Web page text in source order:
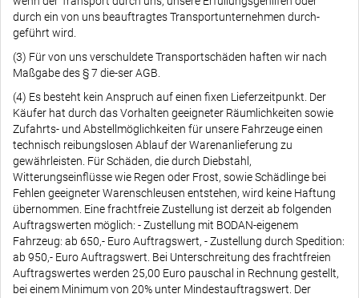
durch ein von uns beauftragtes Transportunternehmen durch-
geführt wird.
(3) Für von uns verschuldete Transportschäden haften wir nach
Maßgabe des § 7 die-ser AGB.
(4) Es besteht kein Anspruch auf einen fixen Lieferzeitpunkt. Der
Käufer hat durch das Vorhalten geeigneter Räumlichkeiten sowie
Zufahrts- und Abstellmöglichkeiten für unsere Fahrzeuge einen
technisch reibungslosen Ablauf der Warenanlieferung zu
gewährleisten. Für Schäden, die durch Diebstahl,
Witterungseinflüsse wie Regen oder Frost, sowie Schädlinge bei
Fehlen geeigneter Warenschleusen entstehen, wird keine Haftung
übernommen. Eine frachtfreie Zustellung ist derzeit ab folgenden
Auftragswerten möglich: - Zustellung mit BODAN-eigenem
Fahrzeug: ab 650,- Euro Auftragswert, - Zustellung durch Spedition:
ab 950,- Euro Auftragswert. Bei Unterschreitung des frachtfreien
Auftragswertes werden 25,00 Euro pauschal in Rechnung gestellt,
bei einem Minimum von 20% unter Mindestauftragswert. Der